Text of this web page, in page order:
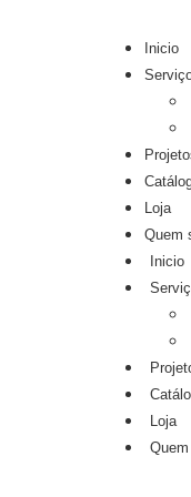
Inicio
Loja
Quem
Inicio
Loja